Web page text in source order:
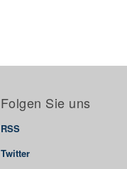
Folgen Sie uns
RSS
Twitter